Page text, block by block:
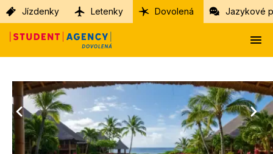
Jízdenky Letenky Dovolená Jazykové